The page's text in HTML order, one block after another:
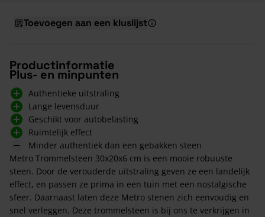
Toevoegen aan een kluslijst
Productinformatie
Plus- en minpunten
Authentieke uitstraling
Lange levensduur
Geschikt voor autobelasting
Ruimtelijk effect
Minder authentiek dan een gebakken steen
Metro Trommelsteen 30x20x6 cm is een mooie robuuste
steen. Door de verouderde uitstraling geven ze een landelijk
effect, en passen ze prima in een tuin met een nostalgische
sfeer. Daarnaast laten deze Metro stenen zich eenvoudig en
snel verleggen. Deze trommelsteen is bij ons te verkrijgen in